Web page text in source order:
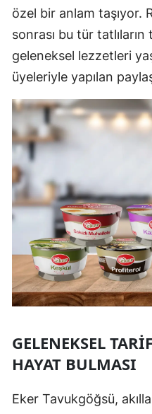
özel bir anlam taşıyor.
sonrası bu tür
geleneksel lezzetleri
üyeleriyle yapılan
GELENEKSEL
HAYAT BULMASI
Eker Tavukgöğsü,